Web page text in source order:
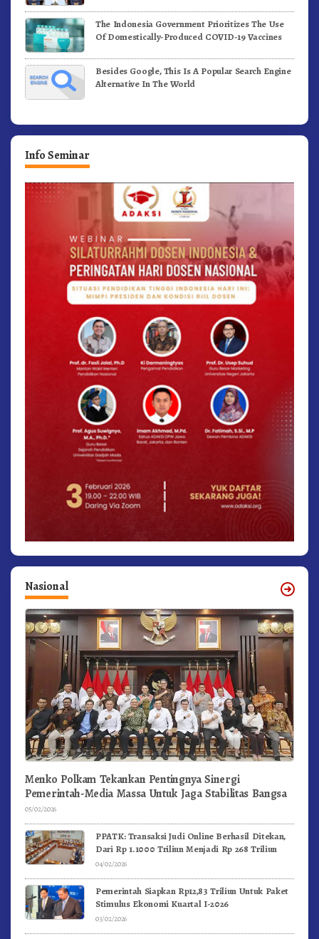
The Indonesia Government Prioritizes The Use
Of Domestically-Produced COVID-19 Vaccines
Besides Google, This Is A Popular Search Engine
Alternative In The World
Info Seminar
Nasional
Menko Polkam Tekankan Pentingnya Sinergi
Pemerintah-Media Massa Untuk Jaga Stabilitas Bangsa
05/02/2026
PPATK: Transaksi Judi Online Berhasil Ditekan,
Dari Rp 1.1000 Triliun Menjadi Rp 268 Triliun
04/02/2026
Pemerintah Siapkan Rp12,83 Triliun Untuk Paket
Stimulus Ekonomi Kuartal I-2026
03/02/2026